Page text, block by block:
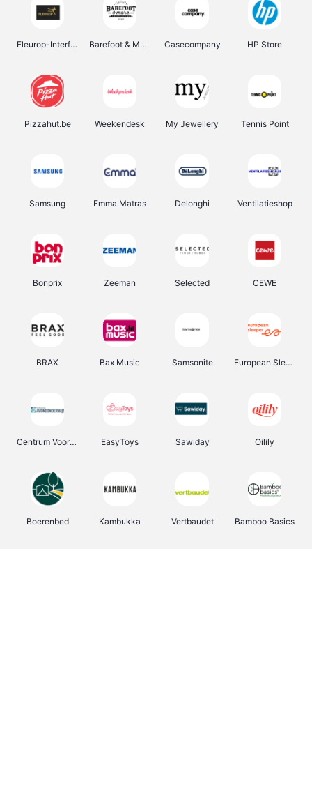
Fleurop-Interflora Barefoot & More Casecompany HP Store
Pizzahut.be Weekendesk My Jewellery Tennis Point
Samsung Emma Matras Delonghi Ventilatieshop
Bonprix Zeeman Selected CEWE
BRAX Bax Music Samsonite European Sleeper
Centrum Voor Avondonderwijs EasyToys Sawiday Oilily
Boerenbed Kambukka Vertbaudet Bamboo Basics